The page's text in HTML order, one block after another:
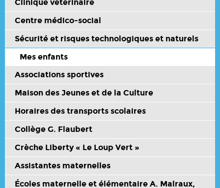
Clinique vétérinaire
Centre médico-social
Sécurité et risques technologiques et naturels
Mes enfants
Associations sportives
Maison des Jeunes et de la Culture
Horaires des transports scolaires
Collège G. Flaubert
Crèche Liberty « Le Loup Vert »
Assistantes maternelles
Écoles maternelle et élémentaire A. Malraux,